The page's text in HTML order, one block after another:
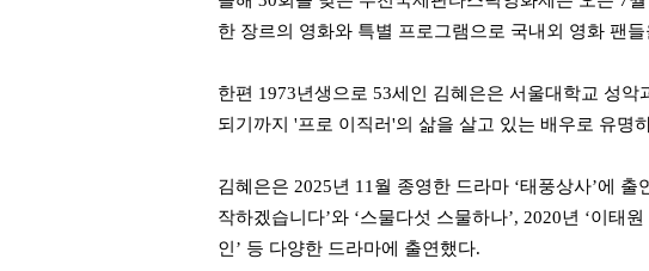
한 장르의 영화와 특별 프로그램으로 국내외 영화 팬
한편 1973년생으로 53세인 김혜은은 서울대학교 성
되기까지 '프로 이직러'의 삶을 살고 있는 배우로 유명
김혜은은 2025년 11월 종영한 드라마 ‘태풍상사’에 출
작하겠습니다’와 ‘스물다섯 스물하나’, 2020년 ‘이태
인’ 등 다양한 드라마에 출연했다.